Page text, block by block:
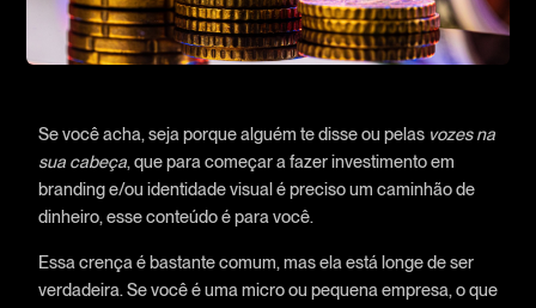
Se você acha, seja porque alguém te disse ou pelas vozes na
sua cabeça, que para começar a fazer investimento em
branding e/ou identidade visual é preciso um caminhão de
dinheiro, esse conteúdo é para você.
Essa crença é bastante comum, mas ela está longe de ser
verdadeira. Se você é uma micro ou pequena empresa, o que